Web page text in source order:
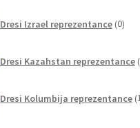
Dresi Izrael reprezentance 0
Dresi Kazahstan reprezentance
Dresi Kolumbija reprezentance